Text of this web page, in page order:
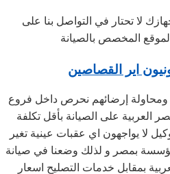
اير القصاصين
ومحاولة إرضائهم نحرص داخل فروع
العربية على الصيانة بأقل تكلفة
لا يواجهون اي عقبات عينية تغير
بمصر و لذلك وضعنا في صيانة
بمقابل خدمات التصليح اسعار